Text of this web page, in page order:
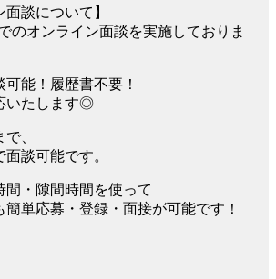
面談について】
のオンライン面談を実施しておりま
能！履歴書不要！
いたします◎
、
談可能です。
間・隙間時間を使って
簡単応募・登録・面接が可能です！